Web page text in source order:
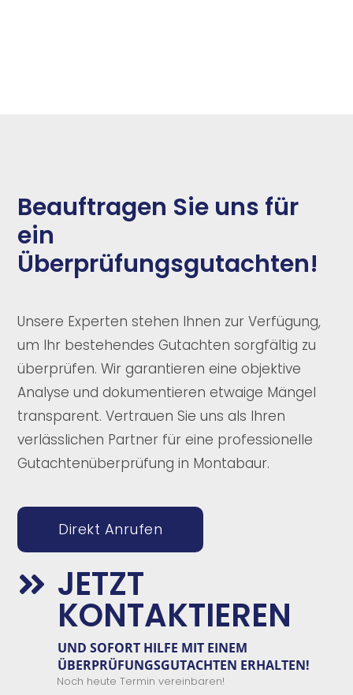
Beauftragen Sie uns für
ein
Überprüfungsgutachten!
Unsere Experten stehen Ihnen zur Verfügung,
um Ihr bestehendes Gutachten sorgfältig zu
überprüfen. Wir garantieren eine objektive
Analyse und dokumentieren etwaige Mängel
transparent. Vertrauen Sie uns als Ihren
verlässlichen Partner für eine professionelle
Gutachtenüberprüfung in Montabaur.
Direkt Anrufen
 JETZT
KONTAKTIEREN
UND SOFORT HILFE MIT EINEM
ÜBERPRÜFUNGSGUTACHTEN ERHALTEN!
Noch heute Termin vereinbaren!